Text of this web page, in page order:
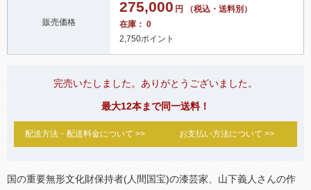
販売価格
275,000 円 （税込・送料別）
在庫： 0
2,750ポイント
完売いたしました。ありがとうございました。
最大12本まで同一送料！
配送方法・配送料金について >> お支払い方法について >>
国の重要無形文化財保持者(人間国宝)の漆芸家、山下義人さんの作